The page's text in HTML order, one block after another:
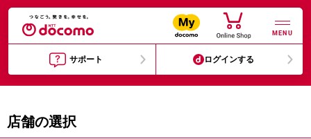
MENU
サポート ログインする
店舗の選択